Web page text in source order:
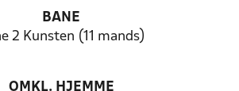
BANE
2 Kunsten (11 mands)
OMKL. HJEMME